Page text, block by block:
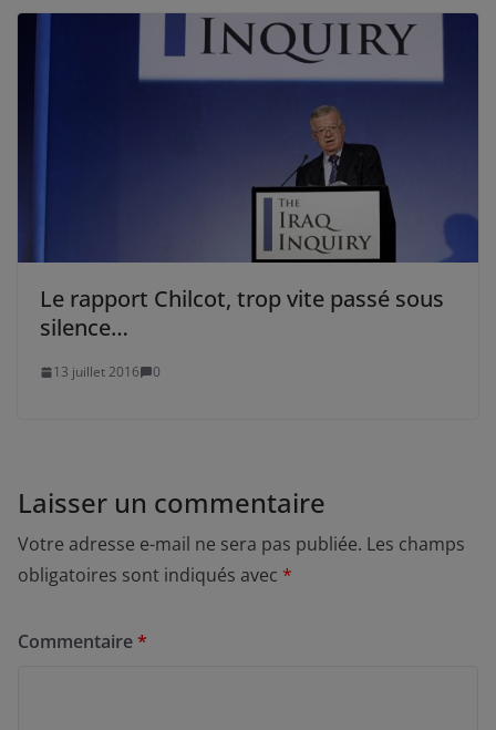
Le rapport Chilcot, trop vite passé sous
silence…
13 juillet 2016 0
Laisser un commentaire
Votre adresse e-mail ne sera pas publiée. Les champs
obligatoires sont indiqués avec *
Commentaire*